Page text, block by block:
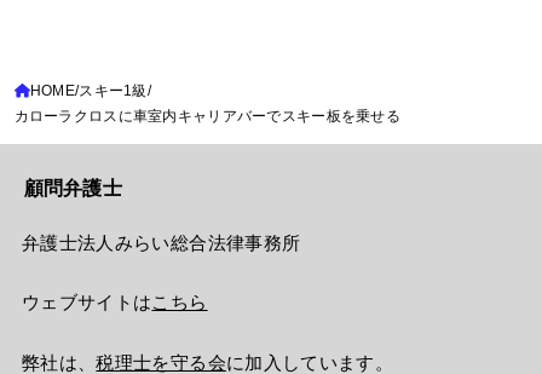
HOME スキー1級
カローラクロスに車室内キャリアバーでスキー板を乗せる
顧問弁護士
弁護士法人みらい総合法律事務所
ウェブサイトはこちら
弊社は、税理士を守る会に加入しています。